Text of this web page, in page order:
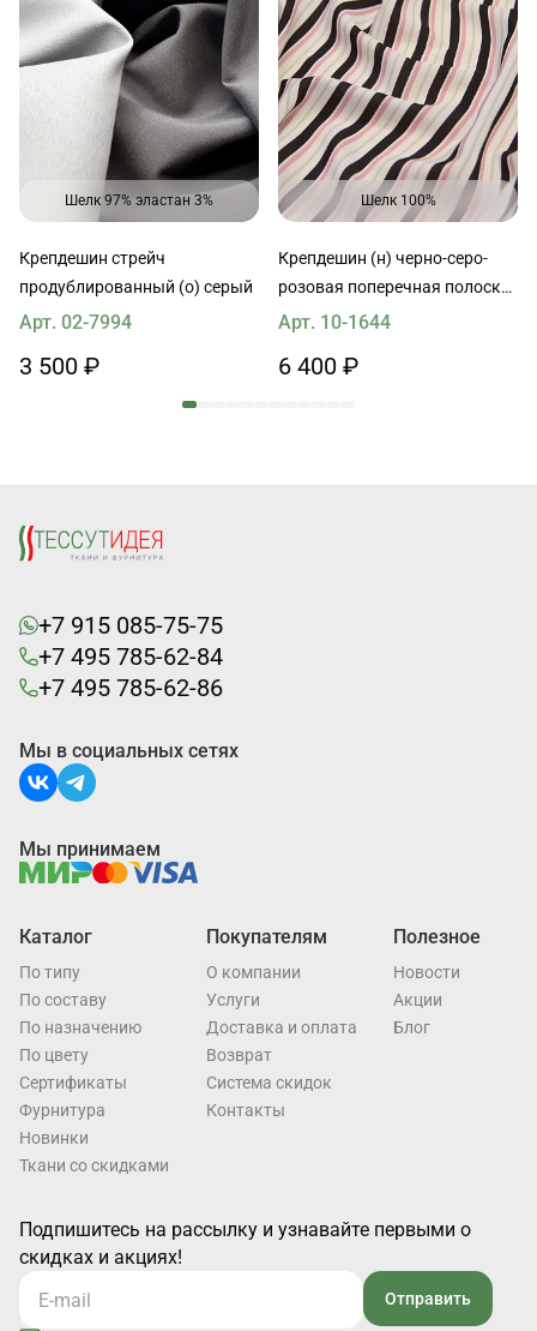
Шелк 97% эластан 3%
Крепдешин стрейч
продублированный (о) серый
Арт. 02-7994
3 500 ₽
Шелк 100%
Крепдешин (н) черно-серо-
розовая поперечная полоска
на белом
Арт. 10-1644
6 400 ₽
+7 915 085-75-75
+7 495 785-62-84
+7 495 785-62-86
Каталог
По типу
По составу
По назначению
По цвету
Cертификаты
Фурнитура
Новинки
Ткани со скидками
Покупателям
О компании
Услуги
Доставка и оплата
Возврат
Система скидок
Контакты
Полезное
Новости
Акции
Блог
Подпишитесь на рассылку и узнавайте первыми о
скидках и акциях!
Отправить
Мы в социальных сетях
Мы принимаем